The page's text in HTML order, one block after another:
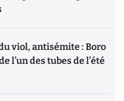
viol, antisémite : Boro
l’un des tubes de l’été